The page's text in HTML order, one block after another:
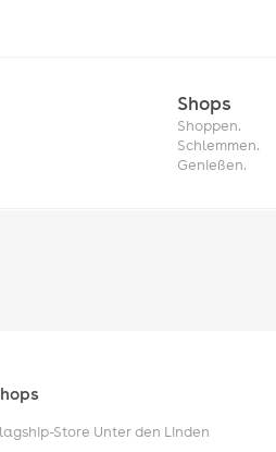
Shops
Shoppen.
Schlemmen.
Genießen.
Store Unter den Linden